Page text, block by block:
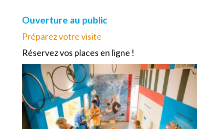
Ouverture au public
Préparez votre visite
Réservez vos places en ligne !